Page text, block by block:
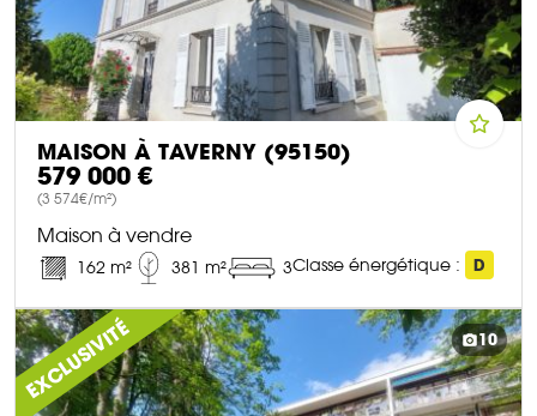
MAISON À TAVERNY (95150)
579 000 €
(3 574€/m²)
Maison à vendre
162 m² 381 m² 3Classe énergétique : D
DÉCOUVRIR CE BIEN
EXCLUSIVITÉ 10